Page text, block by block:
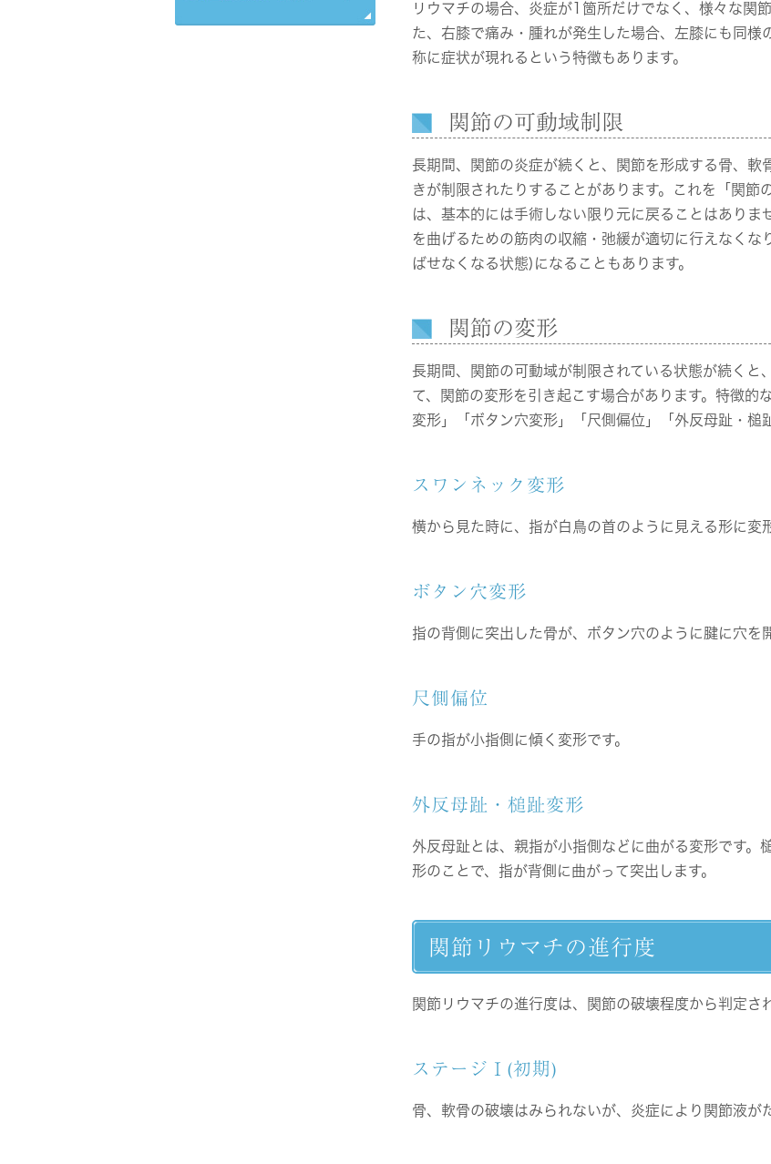
リウマチの場合、炎症が1箇所だけでなく、様々な関
た、右膝で痛み・腫れが発生した場合、左膝にも同
称に症状が現れるという特徴もあります。
関節の可動域制限
長期間、関節の炎症が続くと、関節を形成する骨、軟
きが制限されたりすることがあります。これを「関節
は、基本的には手術しない限り元に戻ることはあり
を曲げるための筋肉の収縮・弛緩が適切に行えなく
ばせなくなる状態)になることもあります。
関節の変形
長期間、関節の可動域が制限されている状態が続くと
て、関節の変形を引き起こす場合があります。特徴的
変形」「ボタン穴変形」「尺側偏位」「外反母趾・槌
スワンネック変形
横から見た時に、指が白鳥の首のように見える形に変
ボタン穴変形
指の背側に突出した骨が、ボタン穴のように腱に穴を
尺側偏位
手の指が小指側に傾く変形です。
外反母趾・槌趾変形
外反母趾とは、親指が小指側などに曲がる変形です。
形のことで、指が背側に曲がって突出します。
関節リウマチの進行度
関節リウマチの進行度は、関節の破壊程度から判定さ
ステージⅠ(初期)
骨、軟骨の破壊はみられないが、炎症により関節液が